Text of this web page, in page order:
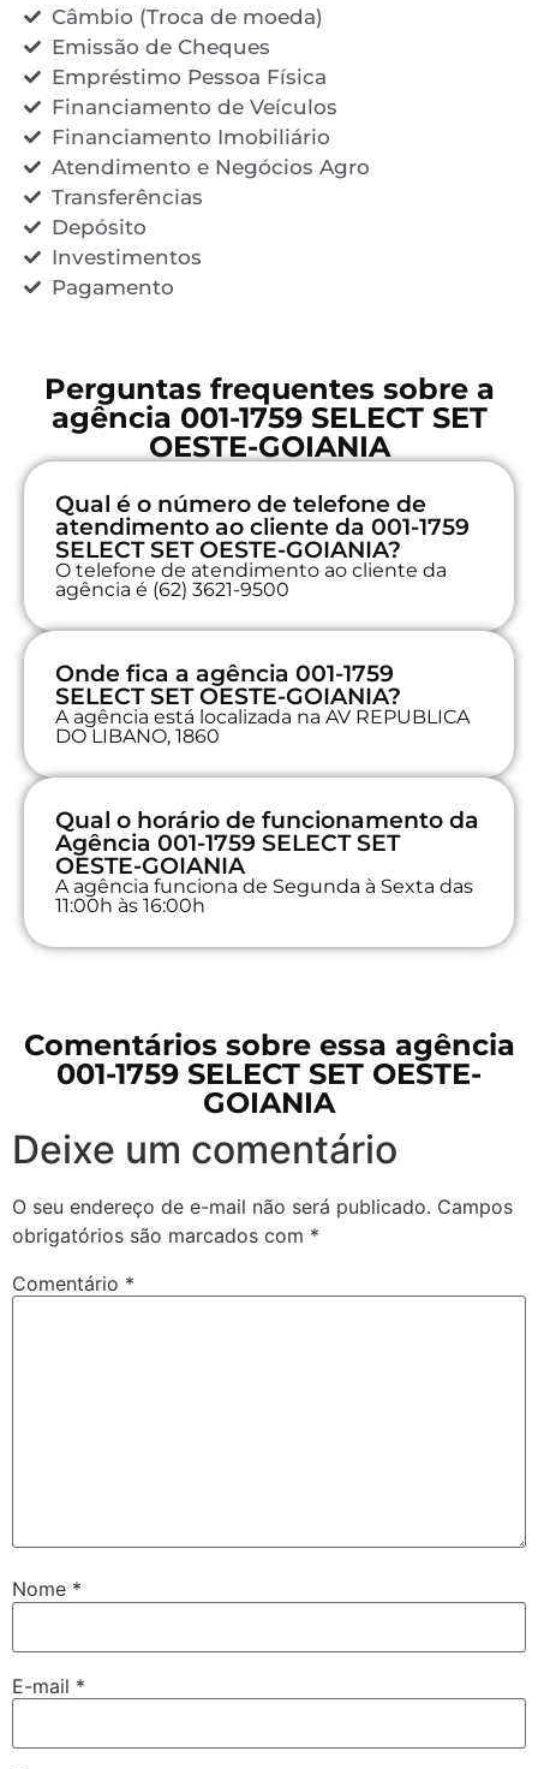
Câmbio (Troca de moeda)
Emissão de Cheques
Empréstimo Pessoa Física
Financiamento de Veículos
Financiamento Imobiliário
Atendimento e Negócios Agro
Transferências
Depósito
Investimentos
Pagamento
Perguntas frequentes sobre a
agência 001-1759 SELECT SET
OESTE-GOIANIA
Qual é o número de telefone de
atendimento ao cliente da 001-1759
SELECT SET OESTE-GOIANIA?
O telefone de atendimento ao cliente da
agência é (62) 3621-9500
Onde fica a agência 001-1759
SELECT SET OESTE-GOIANIA?
A agência está localizada na AV REPUBLICA
DO LIBANO, 1860
Qual o horário de funcionamento da
Agência 001-1759 SELECT SET
OESTE-GOIANIA
A agência funciona de Segunda à Sexta das
11:00h às 16:00h
Comentários sobre essa agência
001-1759 SELECT SET OESTE-
GOIANIA
Deixe um comentário
O seu endereço de e-mail não será publicado. Campos
obrigatórios são marcados com *
Comentário *
Nome *
E-mail *